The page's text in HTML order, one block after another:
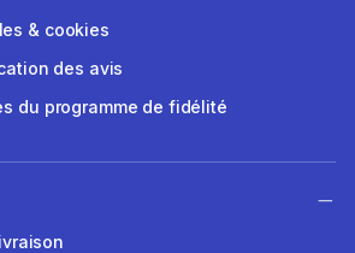
& cookies
des avis
du programme de fidélité